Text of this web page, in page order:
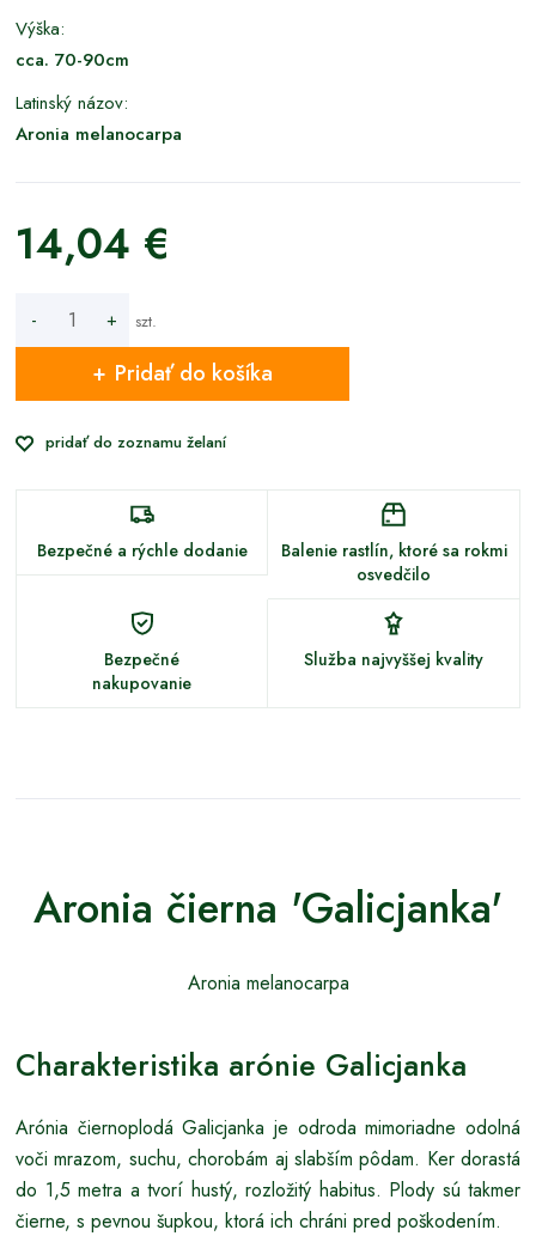
Výška:
cca. 70-90cm
Latinský názov:
Aronia melanocarpa
14,04 €
- + szt.
Pridať do košíka
pridať do zoznamu želaní
Bezpečné a rýchle dodanie
Balenie rastlín, ktoré sa rokmi
osvedčilo
Bezpečné
nakupovanie
Služba najvyššej kvality
Aronia čierna 'Galicjanka'
Aronia melanocarpa
Charakteristika arónie Galicjanka
Arónia čiernoplodá Galicjanka je odroda mimoriadne odolná
voči mrazom, suchu, chorobám aj slabším pôdam. Ker dorastá
do 1,5 metra a tvorí hustý, rozložitý habitus. Plody sú takmer
čierne, s pevnou šupkou, ktorá ich chráni pred poškodením.